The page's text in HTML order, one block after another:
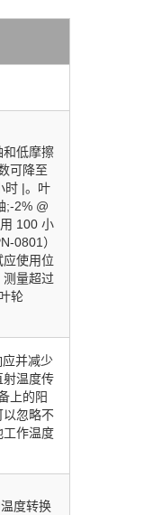
和低摩擦
可降至
时 |。叶
;-2% @
100 小
0801）
使用位
量超过
轮
并减少
射温度传
上的阳
以忽略不
工作温度
度转换